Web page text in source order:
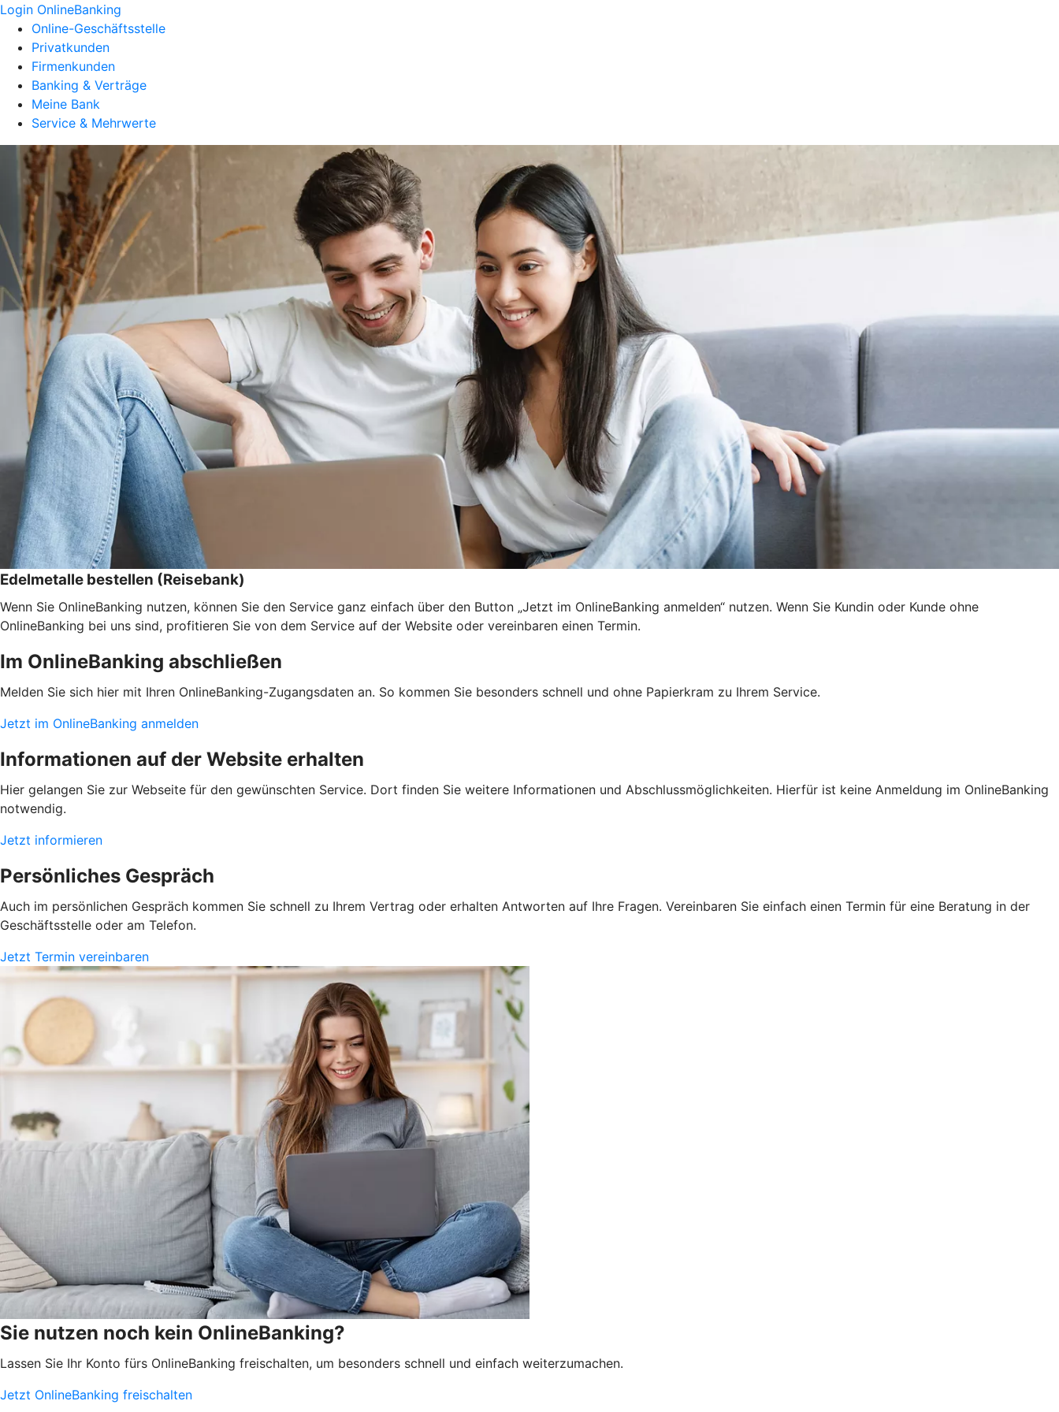
Login OnlineBanking
Online-Geschäftsstelle
Privatkunden
Firmenkunden
Banking & Verträge
Meine Bank
Service & Mehrwerte
Edelmetalle bestellen (Reisebank)
Wenn Sie OnlineBanking nutzen, können Sie den Service ganz einfach über den Button „Jetzt im OnlineBanking anmelden“ nutzen. Wenn Sie Kundin oder Kunde ohne
OnlineBanking bei uns sind, profitieren Sie von dem Service auf der Website oder vereinbaren einen Termin.
Im OnlineBanking abschließen
Melden Sie sich hier mit Ihren OnlineBanking-Zugangsdaten an. So kommen Sie besonders schnell und ohne Papierkram zu Ihrem Service.
Jetzt im OnlineBanking anmelden
Informationen auf der Website erhalten
Hier gelangen Sie zur Webseite für den gewünschten Service. Dort finden Sie weitere Informationen und Abschlussmöglichkeiten. Hierfür ist keine Anmeldung im OnlineBanking
notwendig.
Jetzt informieren
Persönliches Gespräch
Auch im persönlichen Gespräch kommen Sie schnell zu Ihrem Vertrag oder erhalten Antworten auf Ihre Fragen. Vereinbaren Sie einfach einen Termin für eine Beratung in der
Geschäftsstelle oder am Telefon.
Jetzt Termin vereinbaren
Sie nutzen noch kein OnlineBanking?
Lassen Sie Ihr Konto fürs OnlineBanking freischalten, um besonders schnell und einfach weiterzumachen.
Jetzt OnlineBanking freischalten